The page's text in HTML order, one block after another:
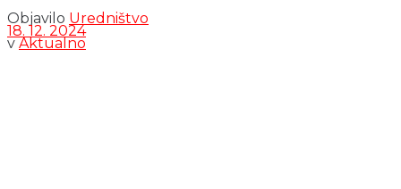
Objavilo Uredništvo
18. 12. 2024
v Aktualno